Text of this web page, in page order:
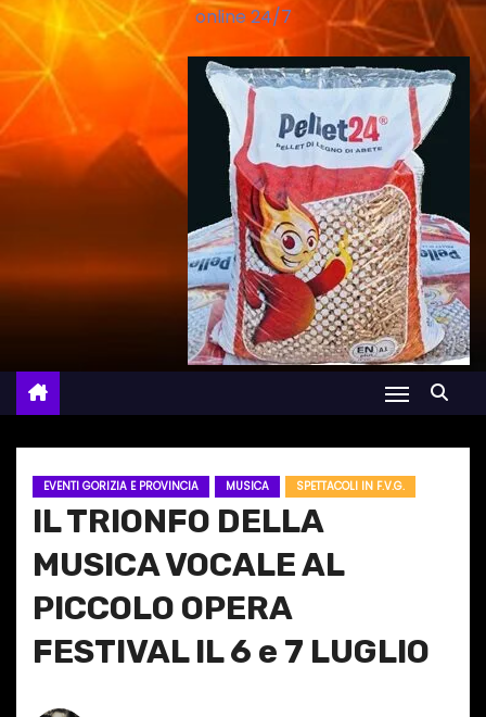
online 24/7
EVENTI GORIZIA E PROVINCIA MUSICA SPETTACOLI IN F.V.G.
IL TRIONFO DELLA
MUSICA VOCALE AL
PICCOLO OPERA
FESTIVAL IL 6 e 7 LUGLIO